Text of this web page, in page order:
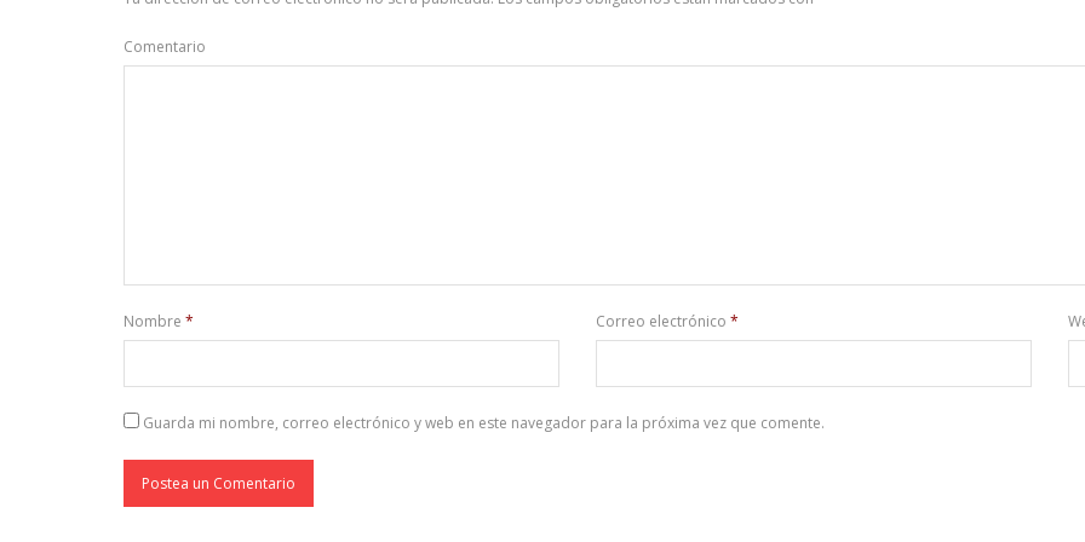
Comentario
Nombre * Correo electrónico *
Guarda mi nombre, correo electrónico y web en este navegador para la próxima vez que comente.